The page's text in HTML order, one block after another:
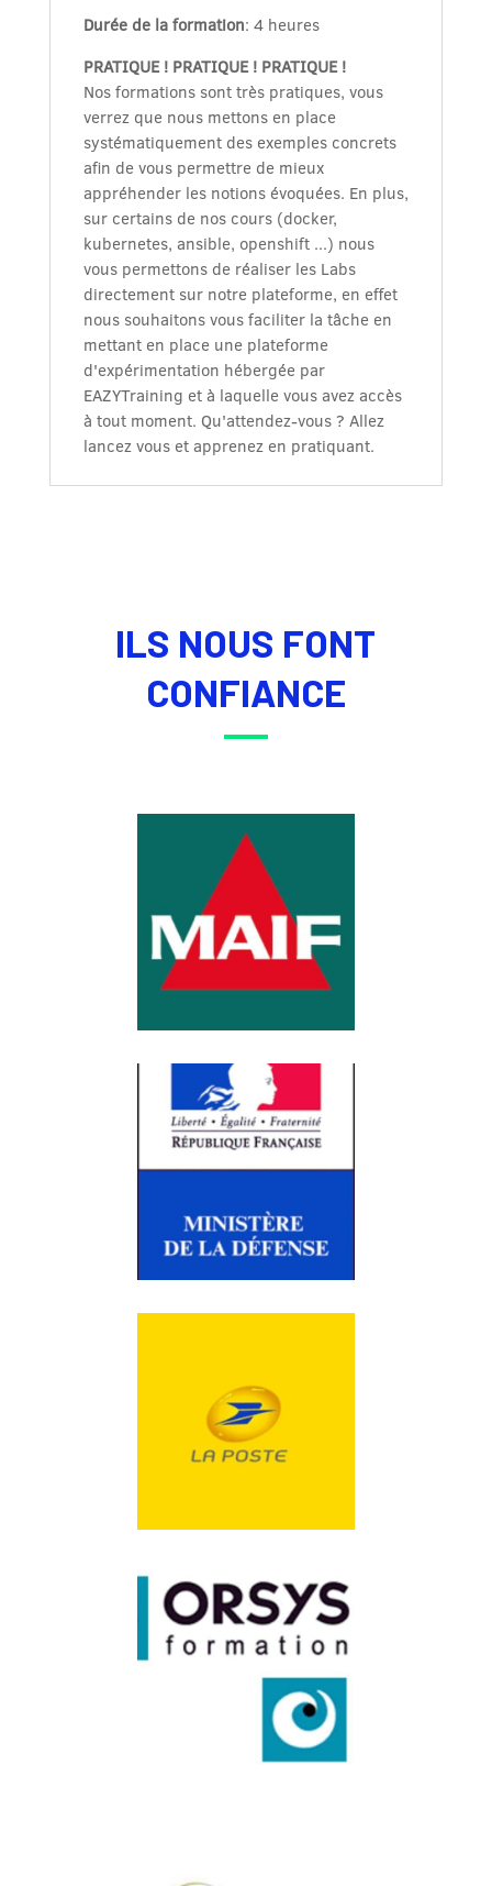
Durée de la formation: 4 heures
PRATIQUE ! PRATIQUE ! PRATIQUE !
Nos formations sont très pratiques, vous
verrez que nous mettons en place
systématiquement des exemples concrets
afin de vous permettre de mieux
appréhender les notions évoquées. En plus,
sur certains de nos cours (docker,
kubernetes, ansible, openshift ...) nous
vous permettons de réaliser les Labs
directement sur notre plateforme, en effet
nous souhaitons vous faciliter la tâche en
mettant en place une plateforme
d'expérimentation hébergée par
EAZYTraining et à laquelle vous avez accès
à tout moment. Qu'attendez-vous ? Allez
lancez vous et apprenez en pratiquant.
ILS NOUS FONT
CONFIANCE